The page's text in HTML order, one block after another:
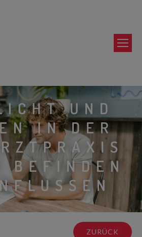
UND
IN DER
BEFINDEN
ZURÜCK